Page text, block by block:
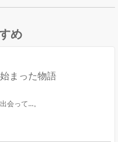
め
まった物語
会って...。